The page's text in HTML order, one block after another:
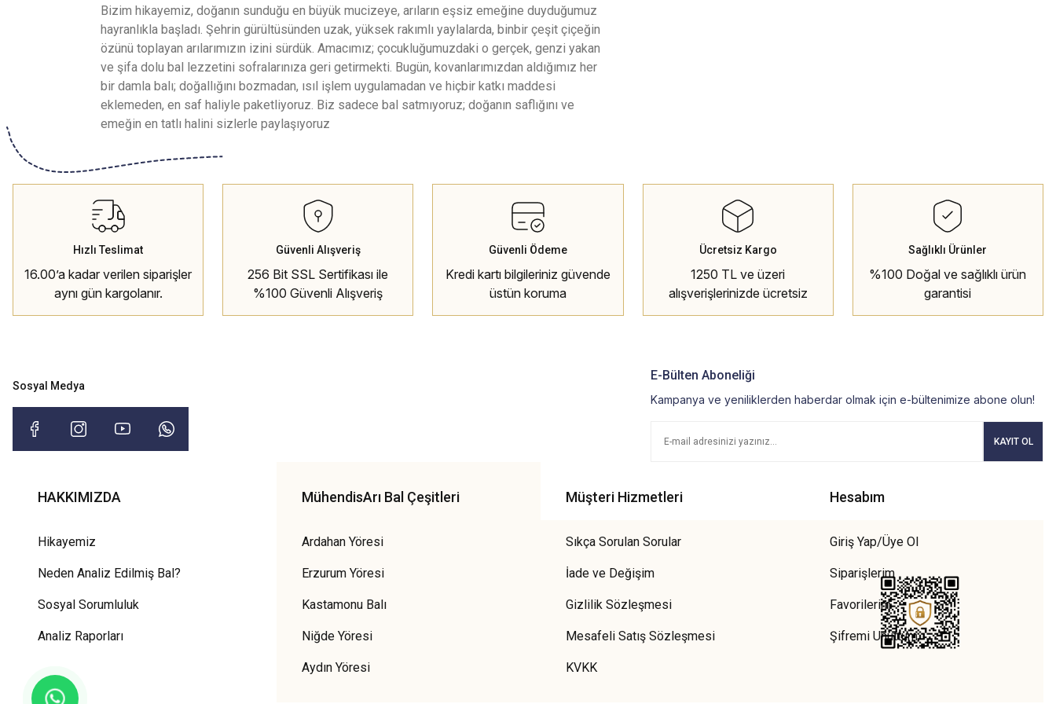
Bizim hikayemiz, doğanın sunduğu en büyük mucizeye, arıların eşsiz emeğine duyduğumuz
hayranlıkla başladı. Şehrin gürültüsünden uzak, yüksek rakımlı yaylalarda, binbir çeşit çiçeğin
özünü toplayan arılarımızın izini sürdük. Amacımız; çocukluğumuzdaki o gerçek, genzi yakan
ve şifa dolu bal lezzetini sofralarınıza geri getirmekti. Bugün, kovanlarımızdan aldığımız her
bir damla balı; doğallığını bozmadan, ısıl işlem uygulamadan ve hiçbir katkı maddesi
eklemeden, en saf haliyle paketliyoruz. Biz sadece bal satmıyoruz; doğanın saflığını ve
emeğin en tatlı halini sizlerle paylaşıyoruz
Hızlı Teslimat
16.00’a kadar verilen siparişler
aynı gün kargolanır.
Güvenli Alışveriş
256 Bit SSL Sertifikası ile
%100 Güvenli Alışveriş
Güvenli Ödeme
Kredi kartı bilgileriniz güvende
üstün koruma
Ücretsiz Kargo
1250 TL ve üzeri
alışverişlerinizde ücretsiz
kargo
Sağlıklı Ürünler
%100 Doğal ve sağlıklı ürün
garantisi
Sosyal Medya
E-Bülten Aboneliği
Kampanya ve yeniliklerden haberdar olmak için e-bültenimize abone olun!
KAYIT OL
HAKKIMIZDA
Hikayemiz
Neden Analiz Edilmiş Bal?
Sosyal Sorumluluk
Analiz Raporları
MühendisArı Bal Çeşitleri
Ardahan Yöresi
Erzurum Yöresi
Kastamonu Balı
Niğde Yöresi
Aydın Yöresi
Müşteri Hizmetleri
Sıkça Sorulan Sorular
İade ve Değişim
Gizlilik Sözleşmesi
Mesafeli Satış Sözleşmesi
KVKK
Hesabım
Giriş Yap/Üye Ol
Siparişlerim
Favorilerim
Şifremi Unuttum